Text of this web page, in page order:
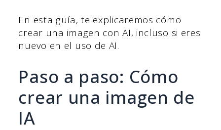
En esta guía, te explicaremos cómo
crear una imagen con AI, incluso si eres
nuevo en el uso de AI.
Paso a paso: Cómo
crear una imagen de
IA